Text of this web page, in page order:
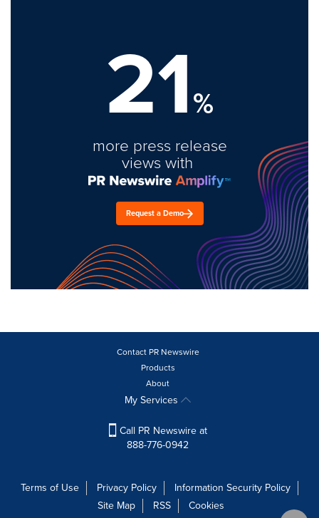
21%
more press release
views with
Request a Demo
Contact PR Newswire
Products
About
My Services
Call PR Newswire at
888-776-0942
Terms of Use Privacy Policy
Information Security Policy
Site Map
RSS Cookies